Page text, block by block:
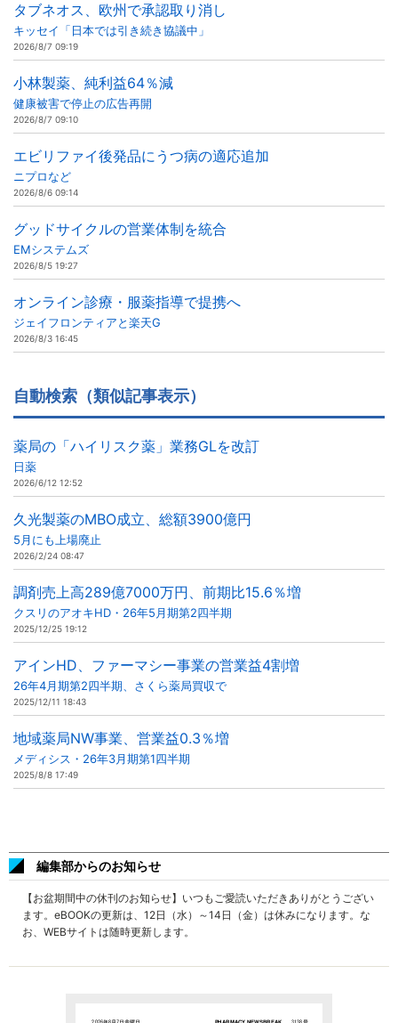
タブネオス、欧州で承認取り消し
キッセイ「日本では引き続き協議中」
2026/8/7 09:19
小林製薬、純利益64％減
健康被害で停止の広告再開
2026/8/7 09:10
エビリファイ後発品にうつ病の適応追加
ニプロなど
2026/8/6 09:14
グッドサイクルの営業体制を統合
EMシステムズ
2026/8/5 19:27
オンライン診療・服薬指導で提携へ
ジェイフロンティアと楽天G
2026/8/3 16:45
自動検索（類似記事表示）
薬局の「ハイリスク薬」業務GLを改訂
日薬
2026/6/12 12:52
久光製薬のMBO成立、総額3900億円
5月にも上場廃止
2026/2/24 08:47
調剤売上高289億7000万円、前期比15.6％増
クスリのアオキHD・26年5月期第2四半期
2025/12/25 19:12
アインHD、ファーマシー事業の営業益4割増
26年4月期第2四半期、さくら薬局買収で
2025/12/11 18:43
地域薬局NW事業、営業益0.3％増
メディシス・26年3月期第1四半期
2025/8/8 17:49
編集部からのお知らせ
【お盆期間中の休刊のお知らせ】いつもご愛読いただきありがとうござい
ます。eBOOKの更新は、12日（水）～14日（金）は休みになります。な
お、WEBサイトは随時更新します。